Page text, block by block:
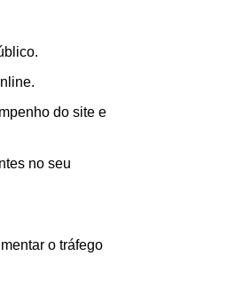
do site e
no seu
o tráfego